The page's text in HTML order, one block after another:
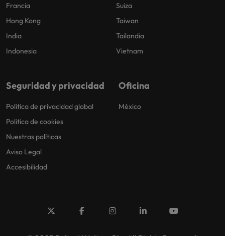
Francia
Hong Kong
India
Indonesia
Suiza
Taiwan
Tailandia
Vietnam
Seguridad y privacidad
Política de privacidad global
Politica de cookies
Nuestras políticas
Aviso Legal
Accesibilidad
Oficina
México